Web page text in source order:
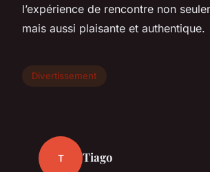
l’expérience de rencontre non
mais aussi plaisante et authentique.
Divertissement
T Tiago